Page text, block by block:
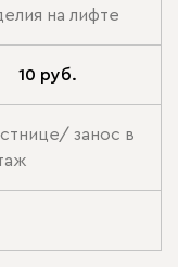
на лифте
10 руб.
занос в